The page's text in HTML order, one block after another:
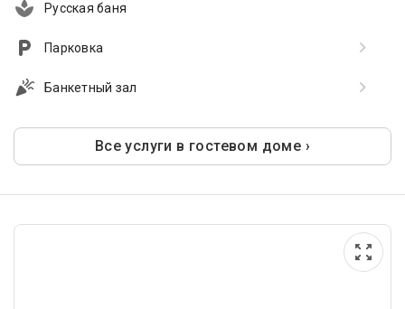
Русская баня
Парковка
Банкетный зал
Все услуги в гостевом доме ›